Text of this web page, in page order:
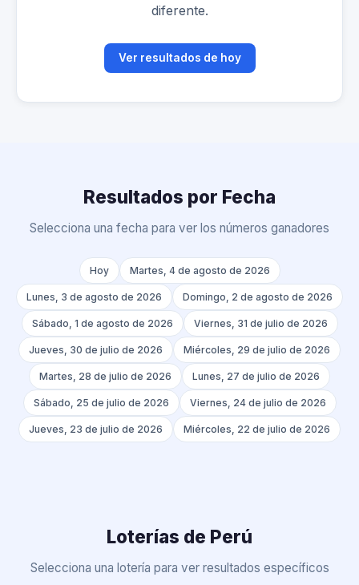
diferente.
Ver resultados de hoy
Resultados por Fecha
Selecciona una fecha para ver los números ganadores
Hoy Martes, 4 de agosto de 2026
Lunes, 3 de agosto de 2026 Domingo, 2 de agosto de 2026
Sábado, 1 de agosto de 2026 Viernes, 31 de julio de 2026
Jueves, 30 de julio de 2026 Miércoles, 29 de julio de 2026
Martes, 28 de julio de 2026 Lunes, 27 de julio de 2026
Sábado, 25 de julio de 2026 Viernes, 24 de julio de 2026
Jueves, 23 de julio de 2026 Miércoles, 22 de julio de 2026
Loterías de Perú
Selecciona una lotería para ver resultados específicos